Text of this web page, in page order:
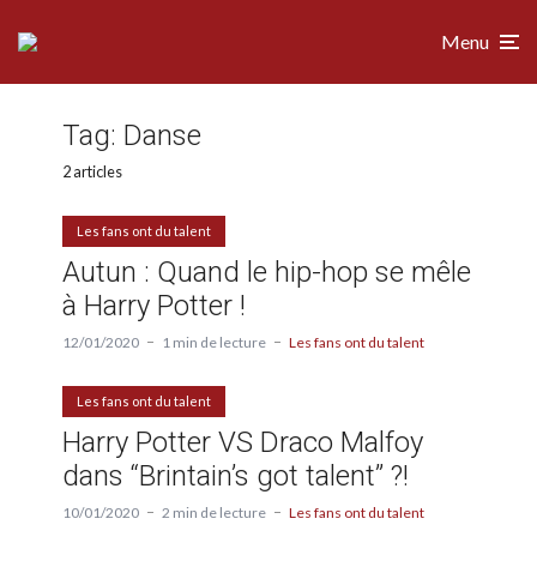
Menu
Tag: Danse
2 articles
Les fans ont du talent
Autun : Quand le hip-hop se mêle
à Harry Potter !
12/01/2020 1 min de lecture Les fans ont du talent
Les fans ont du talent
Harry Potter VS Draco Malfoy
dans “Brintain’s got talent” ?!
10/01/2020 2 min de lecture Les fans ont du talent